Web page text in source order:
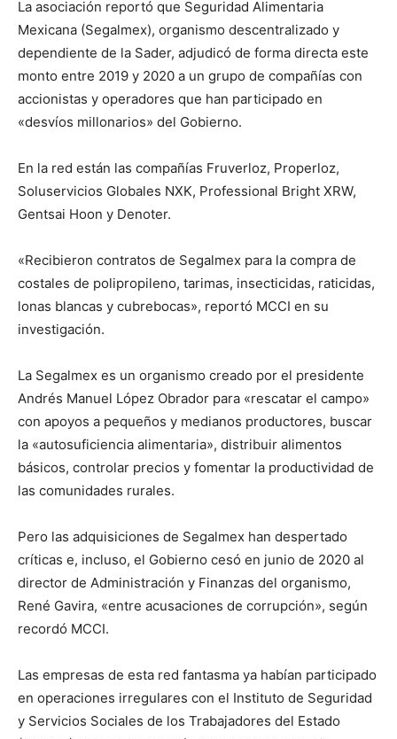
La asociación reportó que Seguridad Alimentaria
Mexicana (Segalmex), organismo descentralizado y
dependiente de la Sader, adjudicó de forma directa este
monto entre 2019 y 2020 a un grupo de compañías con
accionistas y operadores que han participado en
«desvíos millonarios» del Gobierno.
En la red están las compañías Fruverloz, Properloz,
Soluservicios Globales NXK, Professional Bright XRW,
Gentsai Hoon y Denoter.
«Recibieron contratos de Segalmex para la compra de
costales de polipropileno, tarimas, insecticidas, raticidas,
lonas blancas y cubrebocas», reportó MCCI en su
investigación.
La Segalmex es un organismo creado por el presidente
Andrés Manuel López Obrador para «rescatar el campo»
con apoyos a pequeños y medianos productores, buscar
la «autosuficiencia alimentaria», distribuir alimentos
básicos, controlar precios y fomentar la productividad de
las comunidades rurales.
Pero las adquisiciones de Segalmex han despertado
críticas e, incluso, el Gobierno cesó en junio de 2020 al
director de Administración y Finanzas del organismo,
René Gavira, «entre acusaciones de corrupción», según
recordó MCCI.
Las empresas de esta red fantasma ya habían participado
en operaciones irregulares con el Instituto de Seguridad
y Servicios Sociales de los Trabajadores del Estado